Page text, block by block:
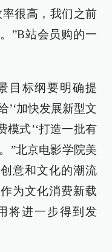
很高，我们之前
”B站会员购的一
目标纲要明确提
’‘加快发展新型文
模式’‘打造一批有
”北京电影学院美
意和文化的潮流
为文化消费新载
将进一步得到发